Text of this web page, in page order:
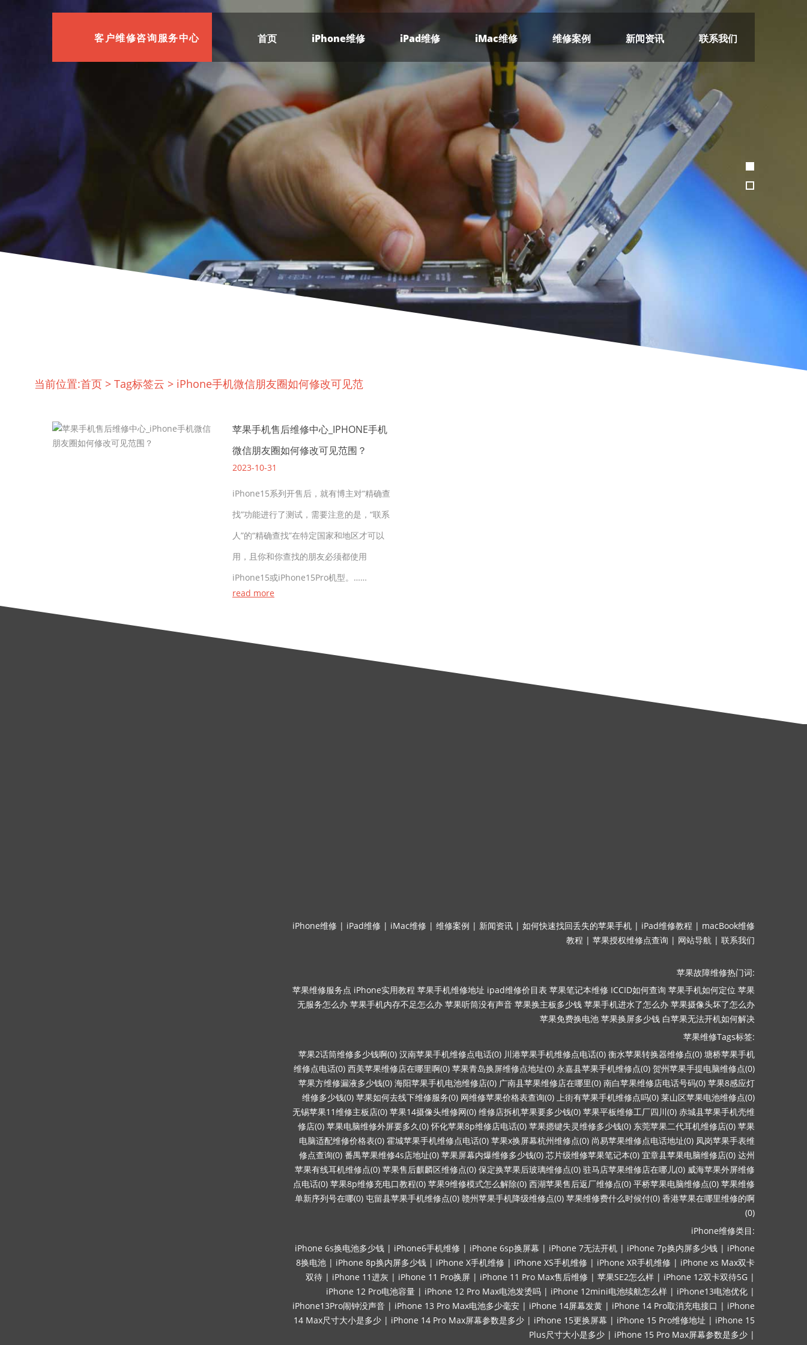
客户维修咨询服务中心 首页 iPhone维修 iPad维修 iMac维修 维修案例 新闻资讯 联系我们
当前位置:首页 > Tag标签云 > iPhone手机微信朋友圈如何修改可见范
苹果手机售后维修中心_IPHONE手机
微信朋友圈如何修改可见范围？
2023-10-31
iPhone15系列开售后，就有博主对“精确查
找”功能进行了测试，需要注意的是，“联系
人”的“精确查找”在特定国家和地区才可以
用，且你和你查找的朋友必须都使用
iPhone15或iPhone15Pro机型。……
read more
iPhone维修 | iPad维修 | iMac维修 | 维修案例 | 新闻资讯 | 如何快速找回丢失的苹果手机 | iPad维修教程 | macBook维修
教程 | 苹果授权维修点查询 | 网站导航 | 联系我们
苹果故障维修热门词:
苹果维修服务点 iPhone实用教程 苹果手机维修地址 ipad维修价目表 苹果笔记本维修 ICCID如何查询 苹果手机如何定位 苹果
无服务怎么办 苹果手机内存不足怎么办 苹果听筒没有声音 苹果换主板多少钱 苹果手机进水了怎么办 苹果摄像头坏了怎么办
苹果免费换电池 苹果换屏多少钱 白苹果无法开机如何解决
苹果维修Tags标签:
苹果2话筒维修多少钱啊(0) 汉南苹果手机维修点电话(0) 川港苹果手机维修点电话(0) 衡水苹果转换器维修点(0) 塘桥苹果手机
维修点电话(0) 西美苹果维修店在哪里啊(0) 苹果青岛换屏维修点地址(0) 永嘉县苹果手机维修点(0) 贺州苹果手提电脑维修点(0)
苹果方维修漏液多少钱(0) 海阳苹果手机电池维修店(0) 广南县苹果维修店在哪里(0) 南白苹果维修店电话号码(0) 苹果8感应灯
维修多少钱(0) 苹果如何去线下维修服务(0) 网维修苹果价格表查询(0) 上街有苹果手机维修点吗(0) 莱山区苹果电池维修点(0)
无锡苹果11维修主板店(0) 苹果14摄像头维修网(0) 维修店拆机苹果要多少钱(0) 苹果平板维修工厂四川(0) 赤城县苹果手机壳维
修店(0) 苹果电脑维修外屏要多久(0) 怀化苹果8p维修店电话(0) 苹果摁键失灵维修多少钱(0) 东莞苹果二代耳机维修店(0) 苹果
电脑适配维修价格表(0) 霍城苹果手机维修点电话(0) 苹果x换屏幕杭州维修点(0) 尚易苹果维修点电话地址(0) 凤岗苹果手表维
修点查询(0) 番禺苹果维修4s店地址(0) 苹果屏幕内爆维修多少钱(0) 芯片级维修苹果笔记本(0) 宜章县苹果电脑维修店(0) 达州
苹果有线耳机维修点(0) 苹果售后麒麟区维修点(0) 保定换苹果后玻璃维修点(0) 驻马店苹果维修店在哪儿(0) 威海苹果外屏维修
点电话(0) 苹果8p维修充电口教程(0) 苹果9维修模式怎么解除(0) 西湖苹果售后返厂维修点(0) 平桥苹果电脑维修点(0) 苹果维修
单新序列号在哪(0) 屯留县苹果手机维修点(0) 赣州苹果手机降级维修点(0) 苹果维修费什么时候付(0) 香港苹果在哪里维修的啊
(0)
iPhone维修类目:
iPhone 6s换电池多少钱 | iPhone6手机维修 | iPhone 6sp换屏幕 | iPhone 7无法开机 | iPhone 7p换内屏多少钱 | iPhone
8换电池 | iPhone 8p换内屏多少钱 | iPhone X手机维修 | iPhone XS手机维修 | iPhone XR手机维修 | iPhone xs Max双卡
双待 | iPhone 11进灰 | iPhone 11 Pro换屏 | iPhone 11 Pro Max售后维修 | 苹果SE2怎么样 | iPhone 12双卡双待5G |
iPhone 12 Pro电池容量 | iPhone 12 Pro Max电池发烫吗 | iPhone 12mini电池续航怎么样 | iPhone13电池优化 |
iPhone13Pro闹钟没声音 | iPhone 13 Pro Max电池多少毫安 | iPhone 14屏幕发黄 | iPhone 14 Pro取消充电接口 | iPhone
14 Max尺寸大小是多少 | iPhone 14 Pro Max屏幕参数是多少 | iPhone 15更换屏幕 | iPhone 15 Pro维修地址 | iPhone 15
Plus尺寸大小是多少 | iPhone 15 Pro Max屏幕参数是多少 |